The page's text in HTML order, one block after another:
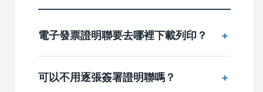
電子發票證明聯要去哪裡下載列印？
可以不用逐張簽署證明聯嗎？